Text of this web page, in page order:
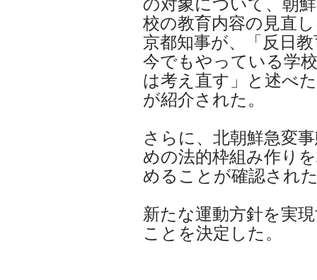
の対象について、朝
校の教育内容の見直
京都知事が、「反日
今でもやっている学
は考え直す」と述べ
が紹介された。
さらに、北朝鮮急変
めの法的枠組み作り
めることが確認され
新たな運動方針を実
ことを決定した。